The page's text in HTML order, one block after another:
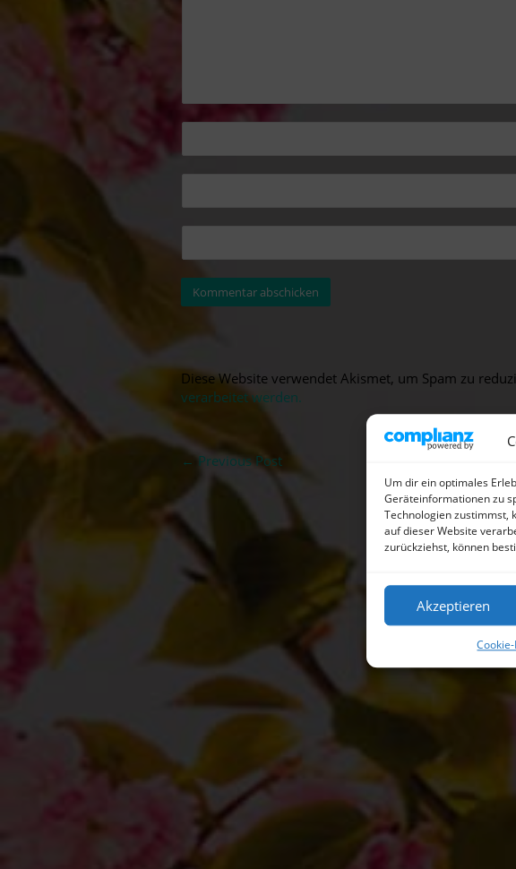
Um dir ein optimales
Geräteinformationen zu
Technologien zustimmst,
auf dieser Website
zurückziehst, können
Akzeptieren
Diese Website verwendet Akismet, um Spam zu
verarbeitet werden.
← Previous Post